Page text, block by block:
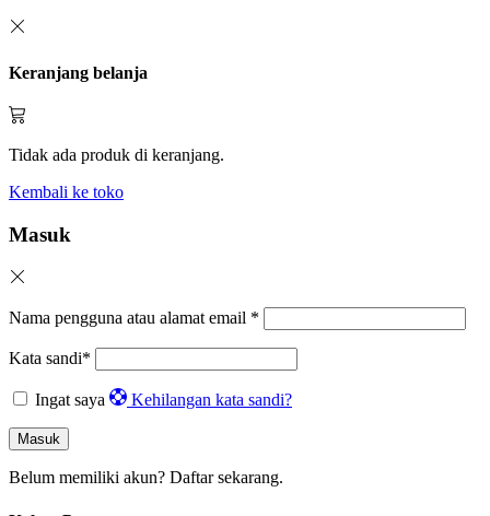
Keranjang belanja
Tidak ada produk di keranjang.
Kembali ke toko
Masuk
Nama pengguna atau alamat email *
Kata sandi*
Ingat saya Kehilangan kata sandi?
Masuk
Belum memiliki akun? Daftar sekarang.